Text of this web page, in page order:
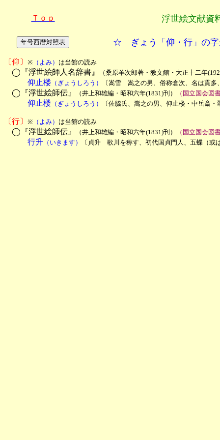
Ｔｏｐ 浮世絵文献資
☆ ぎょう「仰・行」の字
〔仰〕 ※ （よみ） は当館の読み
◯『浮世絵師人名辞書』 （桑原羊次郎著・教文館・大正十二年
仰止楼 （ぎょうしろう） 〔嵩雪　嵩之の男、俗称倉次、名は貫
◯『浮世絵師伝』 （井上和雄編・昭和六年(1831)刊） （国立国会図
仰止楼 （ぎょうしろう） 〔佐脇氏、嵩之の男、仰止楼・中岳斎
〔行〕 ※ （よみ） は当館の読み
◯『浮世絵師伝』 （井上和雄編・昭和六年(1831)刊） （国立国会図
行升 （いきます）